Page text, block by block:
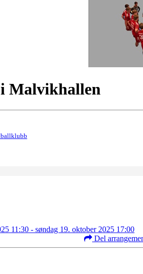
Malvikhallen
11:30 - søndag 19. oktober 2025 17:00
Del